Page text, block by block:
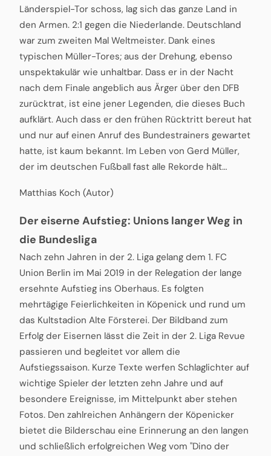
Länderspiel-Tor schoss, lag sich das ganze Land in
den Armen. 2:1 gegen die Niederlande. Deutschland
war zum zweiten Mal Weltmeister. Dank eines
typischen Müller-Tores; aus der Drehung, ebenso
unspektakulär wie unhaltbar. Dass er in der Nacht
nach dem Finale angeblich aus Ärger über den DFB
zurücktrat, ist eine jener Legenden, die dieses Buch
aufklärt. Auch dass er den frühen Rücktritt bereut hat
und nur auf einen Anruf des Bundestrainers gewartet
hatte, ist kaum bekannt. Im Leben von Gerd Müller,
der im deutschen Fußball fast alle Rekorde hält…
Matthias Koch (Autor)
Der eiserne Aufstieg: Unions langer Weg in
die Bundesliga
Nach zehn Jahren in der 2. Liga gelang dem 1. FC
Union Berlin im Mai 2019 in der Relegation der lange
ersehnte Aufstieg ins Oberhaus. Es folgten
mehrtägige Feierlichkeiten in Köpenick und rund um
das Kultstadion Alte Försterei. Der Bildband zum
Erfolg der Eisernen lässt die Zeit in der 2. Liga Revue
passieren und begleitet vor allem die
Aufstiegssaison. Kurze Texte werfen Schlaglichter auf
wichtige Spieler der letzten zehn Jahre und auf
besondere Ereignisse, im Mittelpunkt aber stehen
Fotos. Den zahlreichen Anhängern der Köpenicker
bietet die Bilderschau eine Erinnerung an den langen
und schließlich erfolgreichen Weg vom "Dino der